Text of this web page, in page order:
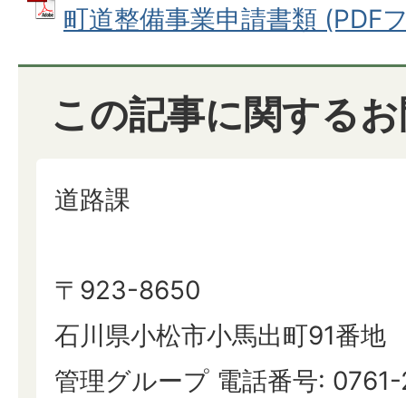
町道整備事業申請書類 (PDF
この記事に関する
道路課
〒923-8650
石川県小松市小馬出町91番地
管理グループ 電話番号: